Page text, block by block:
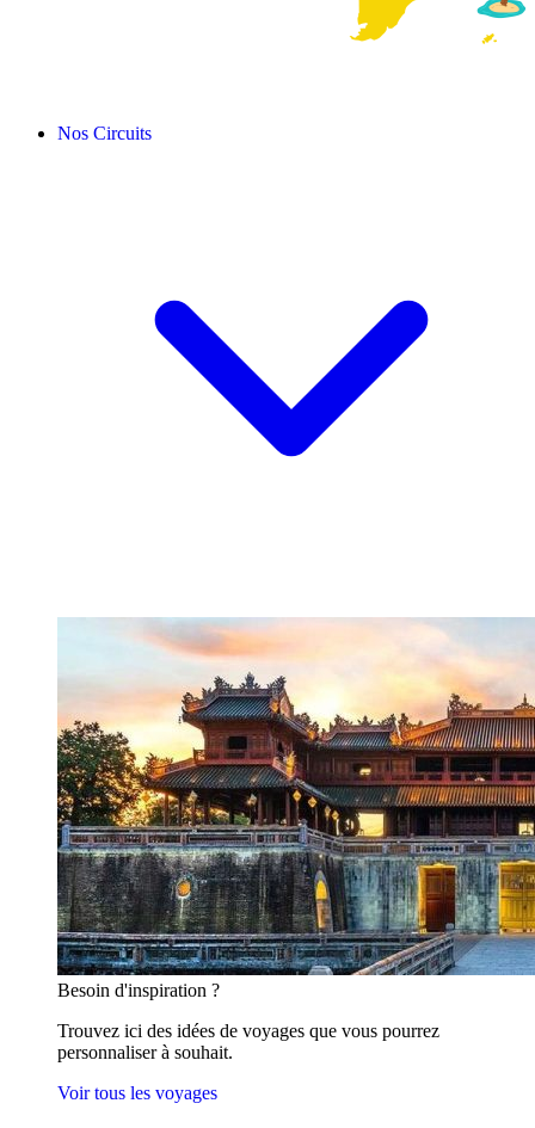
Nos Circuits
Besoin d'inspiration ?
Trouvez ici des idées de voyages que vous pourrez
personnaliser à souhait.
Voir tous les voyages